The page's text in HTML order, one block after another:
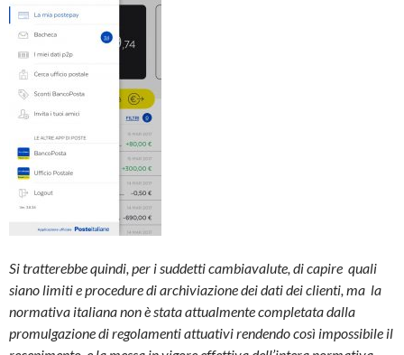
Si tratterebbe quindi, per i suddetti cambiavalute, di capire quali
siano limiti e procedure di archiviazione dei dati dei clienti, ma la
normativa italiana non è stata attualmente completata dalla
promulgazione di regolamenti attuativi rendendo così impossibile il